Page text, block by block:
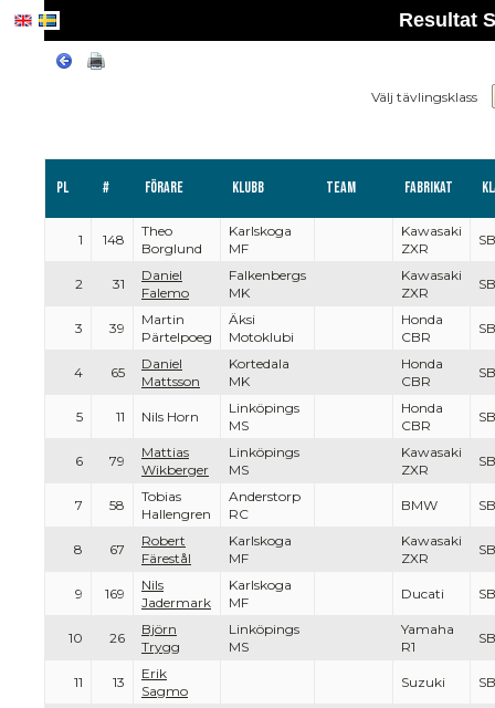
Resultat
Välj tävlingsklass
Pl # Förare Klubb Team Fabrikat
1 148
Theo
Borglund
Karlskoga
MF
Kawasaki
ZXR
SB
2 31
Daniel
Falemo
Falkenbergs
MK
Kawasaki
ZXR
SB
3 39
Martin
Pärtelpoeg
Äksi
Motoklubi
Honda
CBR
SB
4 65
Daniel
Mattsson
Kortedala
MK
Honda
CBR
SB
5 11 Nils Horn
Linköpings
MS
Honda
CBR
SB
6 79
Mattias
Wikberger
Linköpings
MS
Kawasaki
ZXR
SB
7 58
Tobias
Hallengren
Anderstorp
RC
BMW SB
8 67
Robert
Färestål
Karlskoga
MF
Kawasaki
ZXR
SB
9 169
Nils
Jadermark
Karlskoga
MF
Ducati SB
10 26
Björn
Trygg
Linköpings
MS
Yamaha
R1
SB
11 13
Erik
Sagmo
Suzuki SB